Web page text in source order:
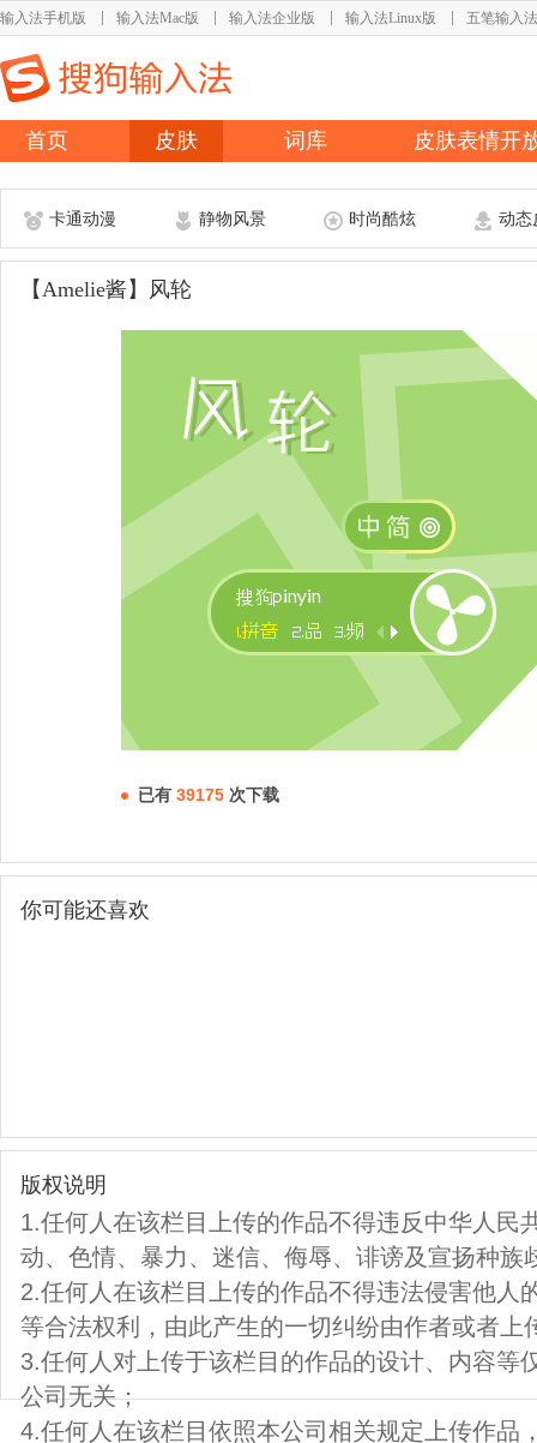
输入法手机版 输入法Mac版 输入法企业版 输入法Linux版 五笔输入法
首页 皮肤 词库 皮肤表情开
卡通动漫 静物风景 时尚酷炫 动态
【Amelie酱】风轮
已有 39175 次下载
你可能还喜欢
版权说明
1.任何人在该栏目上传的作品不得违反中华人民
动、色情、暴力、迷信、侮辱、诽谤及宣扬种族
2.任何人在该栏目上传的作品不得违法侵害他人
等合法权利，由此产生的一切纠纷由作者或者上
3.任何人对上传于该栏目的作品的设计、内容等
公司无关；
4.任何人在该栏目依照本公司相关规定上传作品